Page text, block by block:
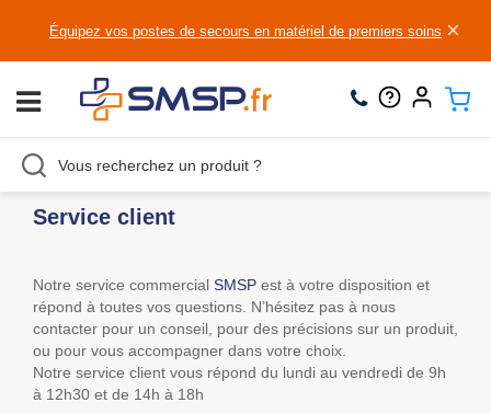
Équipez vos postes de secours en matériel de premiers soins ×
Service client
Notre service commercial SMSP est à votre disposition et
répond à toutes vos questions. N’hésitez pas à nous
contacter pour un conseil, pour des précisions sur un produit,
ou pour vous accompagner dans votre choix.
Notre service client vous répond du lundi au vendredi de 9h
à 12h30 et de 14h à 18h